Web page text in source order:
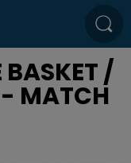
BASKET /
- MATCH